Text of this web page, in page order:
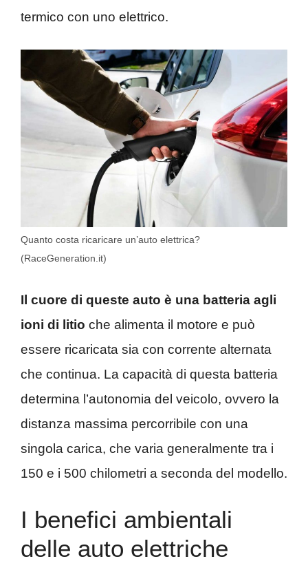
termico con uno elettrico.
Quanto costa ricaricare un’auto elettrica?
(RaceGeneration.it)
Il cuore di queste auto è una batteria agli
ioni di litio che alimenta il motore e può
essere ricaricata sia con corrente alternata
che continua. La capacità di questa batteria
determina l’autonomia del veicolo, ovvero la
distanza massima percorribile con una
singola carica, che varia generalmente tra i
150 e i 500 chilometri a seconda del modello.
I benefici ambientali
delle auto elettriche